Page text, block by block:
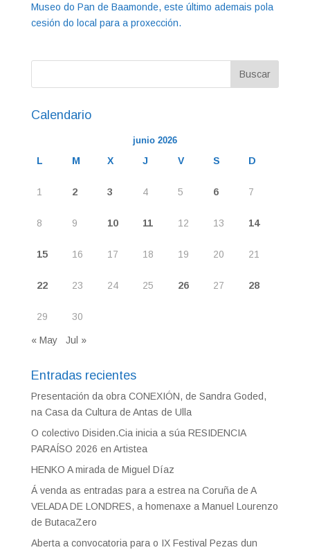
Museo do Pan de Baamonde, este último ademais pola
cesión do local para a proxección.
Calendario
junio 2026
L M X J V S D
1 2 3 4 5 6 7
8 9 10 11 12 13 14
15 16 17 18 19 20 21
22 23 24 25 26 27 28
29 30
« May Jul »
Entradas recientes
Presentación da obra CONEXIÓN, de Sandra Goded,
na Casa da Cultura de Antas de Ulla
O colectivo Disiden.Cia inicia a súa RESIDENCIA
PARAÍSO 2026 en Artistea
HENKO A mirada de Miguel Díaz
Á venda as entradas para a estrea na Coruña de A
VELADA DE LONDRES, a homenaxe a Manuel Lourenzo
de ButacaZero
Aberta a convocatoria para o IX Festival Pezas dun